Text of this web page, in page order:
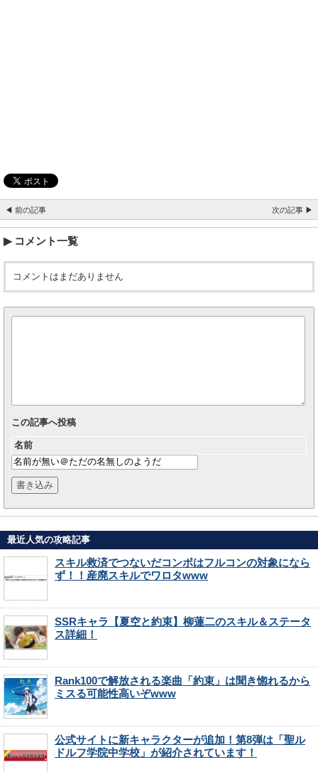
◀ 前の記事 次の記事 ▶
コメント一覧
コメントはまだありません
この記事へ投稿
名前
最近人気の攻略記事
スキル救済でつないだコンボはフルコンの対象になら
ず！！産廃スキルでワロタwww
SSRキャラ【夏空と約束】柳蓮二のスキル＆ステータ
ス詳細！
Rank100で解放される楽曲「約束」は聞き惚れるから
ミスる可能性高いぞwww
公式サイトに新キャラクターが追加！第8弾は「聖ル
ドルフ学院中学校」が紹介されています！